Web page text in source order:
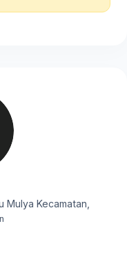
Mulya Kecamatan